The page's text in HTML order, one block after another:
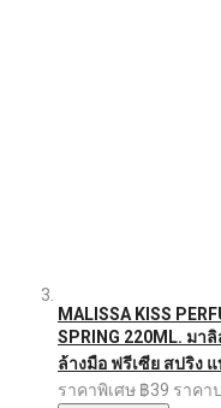
MALISSA KISS
SPRING 220ML. ม
ล้างมือ ฟรีเซีย สปริง
ราคาพิเศษ ฿39 ราคา